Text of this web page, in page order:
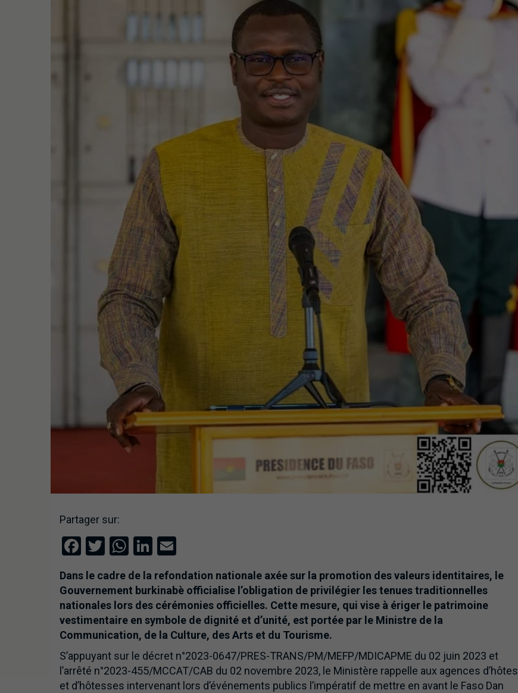
Partager sur:
Facebook
Twitter
WhatsApp
LinkedIn
Email
Dans le cadre de la refondation nationale axée sur la promotion des valeurs identitaires, le
Gouvernement burkinabè officialise l’obligation de privilégier les tenues traditionnelles
nationales lors des cérémonies officielles. Cette mesure, qui vise à ériger le patrimoine
vestimentaire en symbole de dignité et d’unité, est portée par le Ministre de la
Communication, de la Culture, des Arts et du Tourisme.
S’appuyant sur le décret n°2023-0647/PRES-TRANS/PM/MEFP/MDICAPME du 02 juin 2023 et
l’arrêté n°2023-455/MCCAT/CAB du 02 novembre 2023, le Ministère rappelle aux agences d’hôtes
et d’hôtesses intervenant lors d’événements publics l’impératif de mettre en avant le Faso Dan